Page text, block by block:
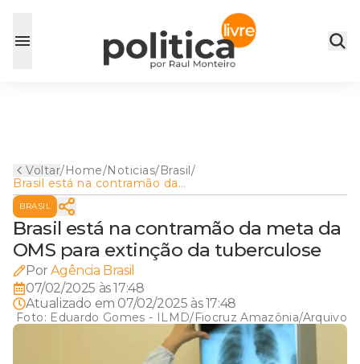
Voltar/Home/Noticias/Brasil/
Brasil está na contramão da
meta da OMS para extinção
da tuberculose
BRASIL
Brasil está na contramão da meta da
OMS para extinção da tuberculose
Por Agência Brasil
07/02/2025 às 17:48
Atualizado em 07/02/2025 às 17:48
Foto: Eduardo Gomes - ILMD/Fiocruz Amazônia/Arquivo